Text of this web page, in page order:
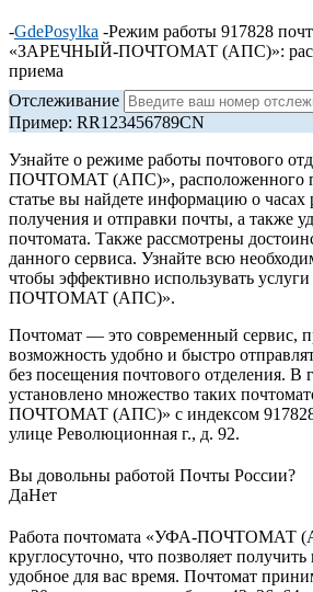
-GdePosylka -Режим работы 917828
«ЗАРЕЧНЫЙ-ПОЧТОМАТ (АПС)»:
приема
Отслеживание
Пример: RR123456789CN
Узнайте о режиме работы почтового
ПОЧТОМАТ (АПС)», расположенного
статье вы найдете информацию о
получения и отправки почты, а также
почтомата. Также рассмотрены
данного сервиса. Узнайте всю
чтобы эффективно использувать
ПОЧТОМАТ (АПС)».
Почтомат — это современный сервис,
возможность удобно и быстро
без посещения почтового отделения. В
установлено множество таких
ПОЧТОМАТ (АПС)» с индексом
улице Революционная г., д. 92.
Вы довольны работой Почты России?
ДаНет
Работа почтомата «УФА-ПОЧТОМАТ
круглосуточно, что позволяет
удобное для вас время. Почтомат